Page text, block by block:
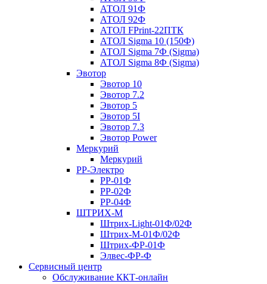
АТОЛ 91Ф
АТОЛ 92Ф
АТОЛ FPrint-22ПТК
АТОЛ Sigma 10 (150Ф)
АТОЛ Sigma 7Ф (Sigma)
АТОЛ Sigma 8Ф (Sigma)
Эвотор
Эвотор 10
Эвотор 7.2
Эвотор 5
Эвотор 5I
Эвотор 7.3
Эвотор Power
Меркурий
Меркурий
РР-Электро
РР-01Ф
РР-02Ф
РР-04Ф
ШТРИХ-М
Штрих-Light-01Ф/02Ф
Штрих-М-01Ф/02Ф
Штрих-ФР-01Ф
Элвес-ФР-Ф
Сервисный центр
Обслуживание ККТ-онлайн